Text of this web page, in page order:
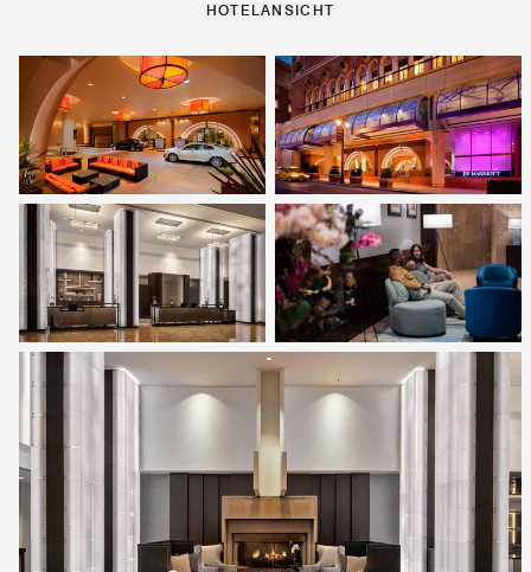
HOTELANSICHT